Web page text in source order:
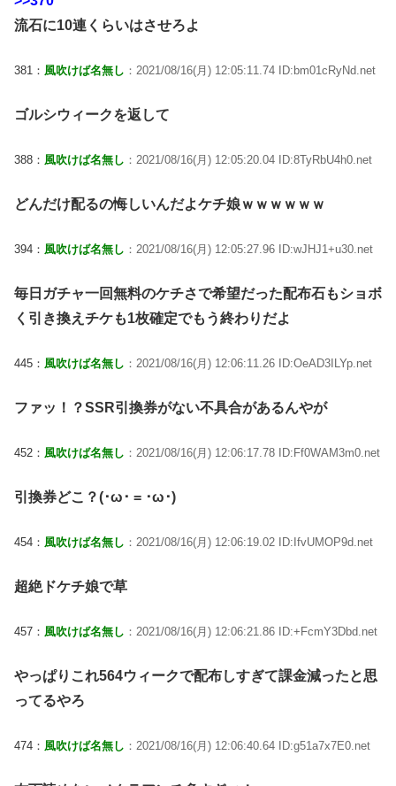
流石に10連くらいはさせろよ
381： 風吹けば名無し ：2021/08/16(月) 12:05:11.74 ID:bm01cRyNd.net
ゴルシウィークを返して
388： 風吹けば名無し ：2021/08/16(月) 12:05:20.04 ID:8TyRbU4h0.net
どんだけ配るの悔しいんだよケチ娘ｗｗｗｗｗｗ
394： 風吹けば名無し ：2021/08/16(月) 12:05:27.96 ID:wJHJ1+u30.net
毎日ガチャ一回無料のケチさで希望だった配布石もショボ
く引き換えチケも1枚確定でもう終わりだよ
445： 風吹けば名無し ：2021/08/16(月) 12:06:11.26 ID:OeAD3ILYp.net
ファッ！？SSR引換券がない不具合があるんやが
452： 風吹けば名無し ：2021/08/16(月) 12:06:17.78 ID:Ff0WAM3m0.net
引換券どこ？(･ω･ = ･ω･)
454： 風吹けば名無し ：2021/08/16(月) 12:06:19.02 ID:IfvUMOP9d.net
超絶ドケチ娘で草
457： 風吹けば名無し ：2021/08/16(月) 12:06:21.86 ID:+FcmY3Dbd.net
やっぱりこれ564ウィークで配布しすぎて課金減ったと思
ってるやろ
474： 風吹けば名無し ：2021/08/16(月) 12:06:40.64 ID:g51a7x7E0.net